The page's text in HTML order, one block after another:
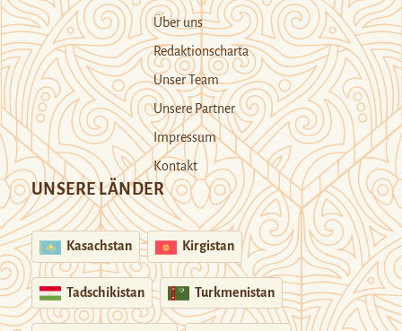
Über uns
Redaktionscharta
Unser Team
Unsere Partner
Impressum
Kontakt
UNSERE LÄNDER
Kasachstan Kirgistan
Tadschikistan Turkmenistan